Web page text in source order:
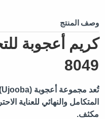
وصف المنتج
8049
المتكامل والنهائي للعناية
مكثف.